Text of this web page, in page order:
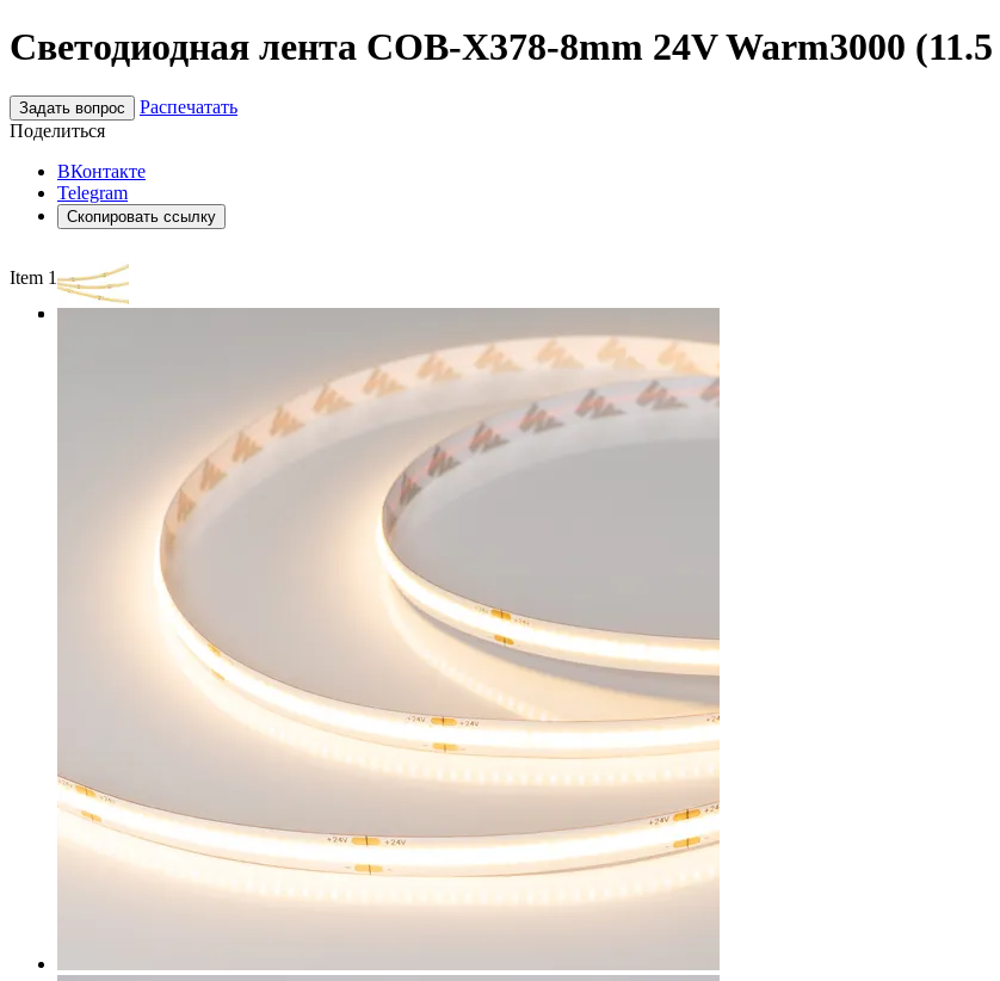
Светодиодная лента COB-X378-8mm 24V Warm3000
Задать вопрос
Распечатать
Поделиться
ВКонтакте
Telegram
Скопировать ссылку
Item 1 of 3